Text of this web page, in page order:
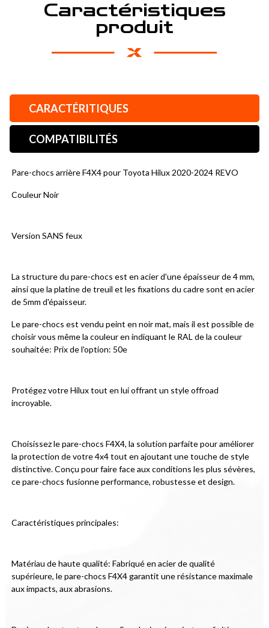
Caractéristiques
produit
CARACTÉRITIQUES
COMPATIBILITÉS
Pare-chocs arrière F4X4 pour Toyota Hilux 2020-2024 REVO
Couleur Noir
Version SANS feux
La structure du pare-chocs est en acier d'une épaisseur de 4 mm,
ainsi que la platine de treuil et les fixations du cadre sont en acier
de 5mm d'épaisseur.
Le pare-chocs est vendu peint en noir mat, mais il est possible de
choisir vous même la couleur en indiquant le RAL de la couleur
souhaitée: Prix de l'option: 50e
Protégez votre Hilux tout en lui offrant un style offroad
incroyable.
Choisissez le pare-chocs F4X4, la solution parfaite pour améliorer
la protection de votre 4x4 tout en ajoutant une touche de style
distinctive. Conçu pour faire face aux conditions les plus sévères,
ce pare-chocs fusionne performance, robustesse et design.
Caractéristiques principales:
Matériau de haute qualité: Fabriqué en acier de qualité
supérieure, le pare-chocs F4X4 garantit une résistance maximale
aux impacts, aux abrasions.